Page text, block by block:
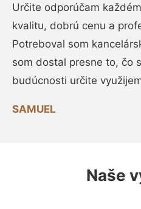
Určite odporúčam
kvalitu, dobrú cenu a
Potreboval som
som dostal presne to, čo
budúcnosti určite
SAMUEL
Naše